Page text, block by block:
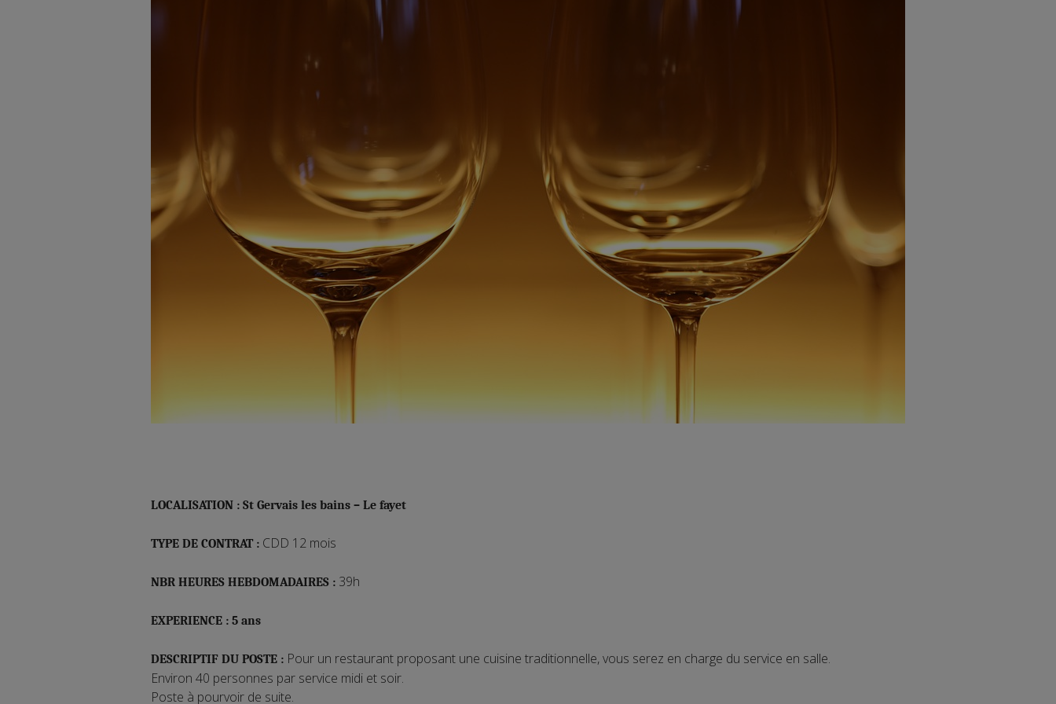
LOCALISATION : St Gervais les bains – Le fayet
TYPE DE CONTRAT : CDD 12 mois
NBR HEURES HEBDOMADAIRES : 39h
EXPERIENCE : 5 ans
DESCRIPTIF DU POSTE : Pour un restaurant proposant une cuisine traditionnelle, vous serez en charge du service en salle.
Environ 40 personnes par service midi et soir.
Poste à pourvoir de suite.